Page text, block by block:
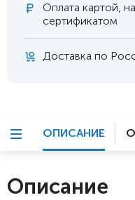
Оплата картой,
сертификатом
Доставка по
ОПИСАНИЕ
Описание